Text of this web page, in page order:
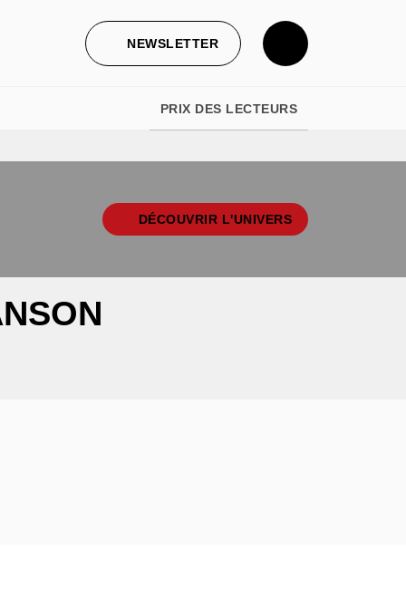
NEWSLETTER
PRIX DES LECTEURS
DÉCOUVRIR L'UNIVERS